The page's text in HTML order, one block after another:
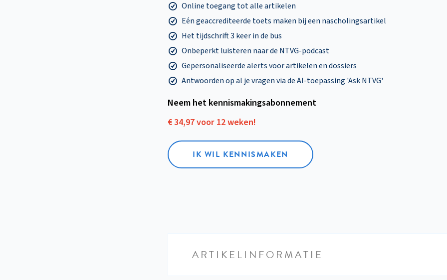
Online toegang tot alle artikelen
Eén geaccrediteerde toets maken bij een nascholingsartikel
Het tijdschrift 3 keer in de bus
Onbeperkt luisteren naar de NTVG-podcast
Gepersonaliseerde alerts voor artikelen en dossiers
Antwoorden op al je vragen via de AI-toepassing 'Ask NTVG'
Neem het kennismakings­abonnement
€ 34,97 voor 12 weken!
IK WIL KENNISMAKEN
ARTIKELINFORMATIE